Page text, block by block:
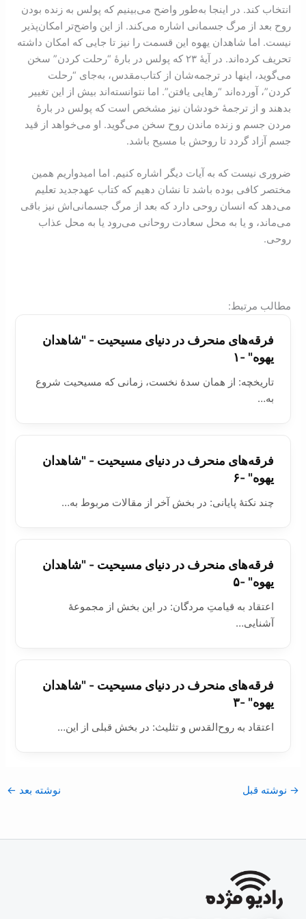
انتخاب کند. در اینجا به‌طور واضح می‌بینیم که پولس به زنده بودن
روح بعد از مرگ جسمانی اشاره می‌کند. از این واضح‌تر امکان‌پذیر
نیست. اما شاهدان یهوه این قسمت را نیز تا جایی که امکان داشته
تحریف کرده‌اند. در آیۀ ۲۳ که پولس در بارۀ “رحلت کردن” سخن
می‌گوید، اینها در ترجمه‌شان از کتاب‌مقدس، به‌جای “رحلت
کردن”، آورده‌اند “رهایی یافتن”. اما نتوانسته‌اند بیش از این تغییر
بدهند و از ترجمۀ خودشان نیز مشخص است که پولس در بارۀ
مردن جسم و زنده ماندن روح سخن می‌گوید. او می‌خواهد از قید
جسم آزاد گردد تا روحش با مسیح باشد.
ضروری نيست که به آیات دیگر اشاره کنیم. اما امیدواریم همین
مختصر کافی بوده باشد تا نشان دهیم که کتاب عهدجدید تعلیم
می‌دهد که انسان روحی دارد که بعد از مرگ جسمانی‌اش نیز باقی
می‌ماند، و یا به محل سعادت روحانی می‌رود یا به محل عذاب
روحی.
:مطالب مرتبط
فرقه‌های منحرف در دنيای مسيحيت - "شاهدان
یهوه" -۱
تاریخچه: از همان سدۀ نخست، زمانی که مسیحیت شروع
به…
فرقه‌های منحرف در دنيای مسيحيت - "شاهدان
یهوه" -۶
چند نکتۀ پايانی: در بخش آخر از مقالات مربوط به…
فرقه‌های منحرف در دنيای مسيحيت - "شاهدان
یهوه" -۵
اعتقاد به قیامتِ مردگان: در اين بخش از مجموعۀ
آشنایی…
فرقه‌های منحرف در دنيای مسيحيت - "شاهدان
یهوه" -۳
اعتقاد به روح‌القدس و تثلیث: در بخش قبلی از این…
→ نوشته قبل نوشته بعد ←